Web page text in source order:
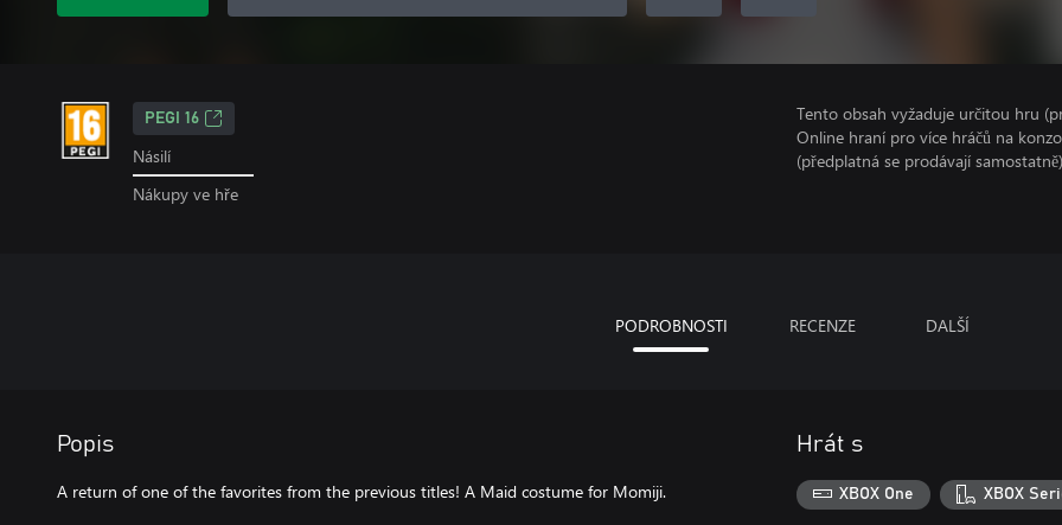
PEGI 16
Násilí
Nákupy ve hře
Tento obsah vyžaduje určitou hru
Online hraní pro více hráčů na
(předplatná se prodávají
PODROBNOSTI RECENZE DALŠÍ
Popis
A return of one of the favorites from the previous titles! A Maid costume for Momiji.
Hrát s
XBOX One XBOX